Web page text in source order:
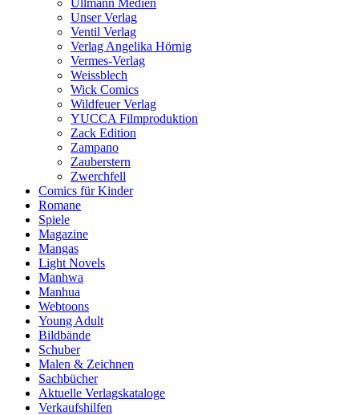
Ullmann Medien
Unser Verlag
Ventil Verlag
Verlag Angelika Hörnig
Vermes-Verlag
Weissblech
Wick Comics
Wildfeuer Verlag
YUCCA Filmproduktion
Zack Edition
Zampano
Zauberstern
Zwerchfell
Comics für Kinder
Romane
Spiele
Magazine
Mangas
Light Novels
Manhwa
Manhua
Webtoons
Young Adult
Bildbände
Schuber
Malen & Zeichnen
Sachbücher
Aktuelle Verlagskataloge
Verkaufshilfen